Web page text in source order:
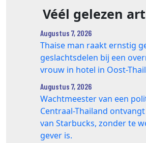
Véél gelezen
Augustus 7, 2026
Thaise man raakt ernstig
geslachtsdelen bij een
vrouw in hotel in Oost-
Augustus 7, 2026
Wachtmeester van een
Centraal-Thailand
van Starbucks, zonder te
gever is.